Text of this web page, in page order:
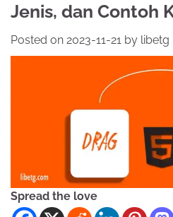
Jenis, dan Contoh
Posted on 2023-11-21 by libetg
Spread the love